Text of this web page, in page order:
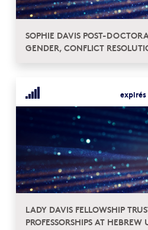
SOPHIE DAVIS POST-
GENDER, CONFLICT
expirés
LADY DAVIS FELLOWSHIP
PROFESSORSHIPS AT HEBREW